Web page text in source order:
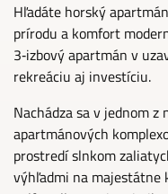
Hľadáte horský
prírodu a komfort
3‑izbový apartmán v
rekreáciu aj investíciu.
Nachádza sa v jednom
apartmánových
prostredí slnkom
výhľadmi na majestátne